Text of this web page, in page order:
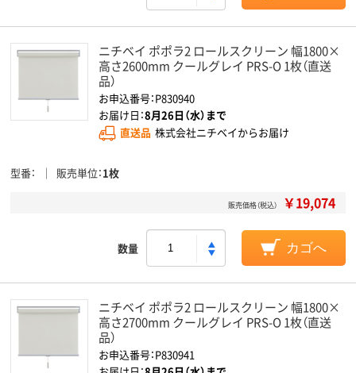
ニチベイ ポポラ2 ロールスクリーン 幅1800×
高さ2600mm クールグレイ PRS-O 1枚（直送
品）
お申込番号：P830940
お届け日：8月26日（水）まで
直送品 株式会社ニチベイからお届け
型番 販売単位 1枚
販売価格（税込） ￥19,074
数量 カゴへ
ニチベイ ポポラ2 ロールスクリーン 幅1800×
高さ2700mm クールグレイ PRS-O 1枚（直送
品）
お申込番号：P830941